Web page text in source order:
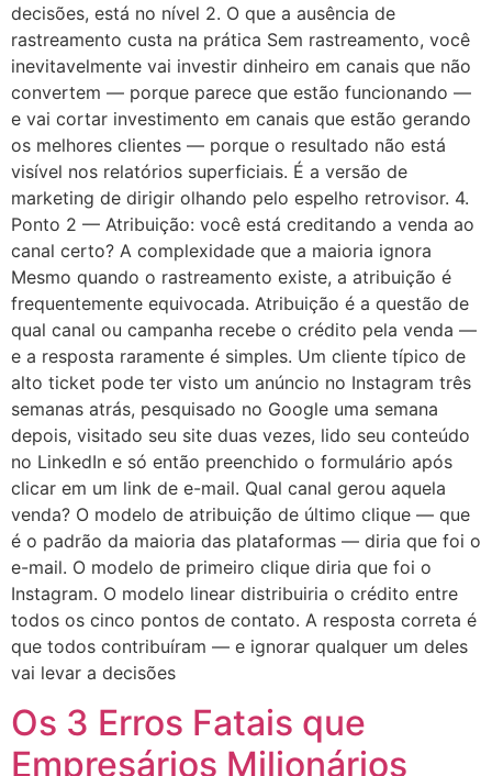
decisões, está no nível 2. O que a ausência de
rastreamento custa na prática Sem rastreamento, você
inevitavelmente vai investir dinheiro em canais que não
convertem — porque parece que estão funcionando —
e vai cortar investimento em canais que estão gerando
os melhores clientes — porque o resultado não está
visível nos relatórios superficiais. É a versão de
marketing de dirigir olhando pelo espelho retrovisor. 4.
Ponto 2 — Atribuição: você está creditando a venda ao
canal certo? A complexidade que a maioria ignora
Mesmo quando o rastreamento existe, a atribuição é
frequentemente equivocada. Atribuição é a questão de
qual canal ou campanha recebe o crédito pela venda —
e a resposta raramente é simples. Um cliente típico de
alto ticket pode ter visto um anúncio no Instagram três
semanas atrás, pesquisado no Google uma semana
depois, visitado seu site duas vezes, lido seu conteúdo
no LinkedIn e só então preenchido o formulário após
clicar em um link de e-mail. Qual canal gerou aquela
venda? O modelo de atribuição de último clique — que
é o padrão da maioria das plataformas — diria que foi o
e-mail. O modelo de primeiro clique diria que foi o
Instagram. O modelo linear distribuiria o crédito entre
todos os cinco pontos de contato. A resposta correta é
que todos contribuíram — e ignorar qualquer um deles
vai levar a decisões
Os 3 Erros Fatais que
Empresários Milionários